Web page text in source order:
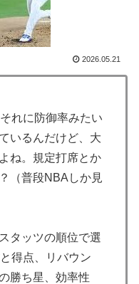
行った審判買収が本当
「これはダメなやつ…
の人、若い頃がこれか
ールドカップ韓国準
英国メディアも一斉に
年ぶり史上最大級の
際的スキャンダルに発
んでしまうwww
2026.05.21
れに防御率みたい
いるんだけど、大
ね。規定打席とか
（普段NBAしか見
タッツの順位で選
得点、リバウン
勝ち星、効率性